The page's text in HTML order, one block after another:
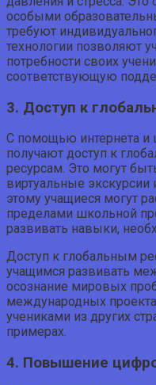
особыми
требуют
технологии позволяют
потребности своих
соответствующую
3. Доступ к
С помощью интернета и
получают доступ к
ресурсам. Это могут
виртуальные экскурсии
этому учащиеся могут
пределами школьной
развивать навыки,
Доступ к глобальным
учащимся развивать
осознание мировых
международных
учениками из других
примерах.
4. Повышение